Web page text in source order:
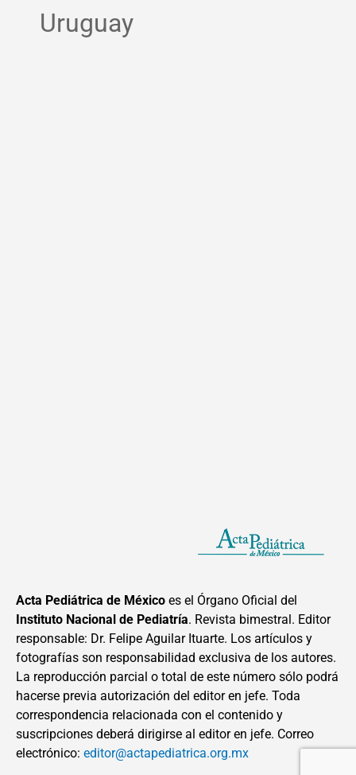
Uruguay
Acta Pediátrica de México es el Órgano Oficial del
Instituto Nacional de Pediatría. Revista bimestral. Editor
responsable: Dr. Felipe Aguilar Ituarte. Los artículos y
fotografías son responsabilidad exclusiva de los autores.
La reproducción parcial o total de este número sólo podrá
hacerse previa autorización del editor en jefe. Toda
correspondencia relacionada con el contenido y
suscripciones deberá dirigirse al editor en jefe. Correo
electrónico: editor@actapediatrica.org.mx